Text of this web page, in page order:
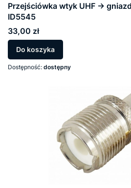
Przejściówka wtyk UHF ->
ID5545
Cena
33,00 zł
Do koszyka
Dostępność: dostępny